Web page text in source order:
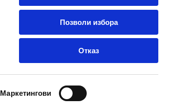
Маркетингови
Позволи избора
Отказ
0882 166 292 / 032 39 29 02
Понеделник - Петък
Последвайте ни в Facebook